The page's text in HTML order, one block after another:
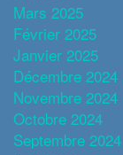
Mars 2025
Février 2025
Janvier 2025
Décembre 2024
Novembre 2024
Octobre 2024
Septembre 2024